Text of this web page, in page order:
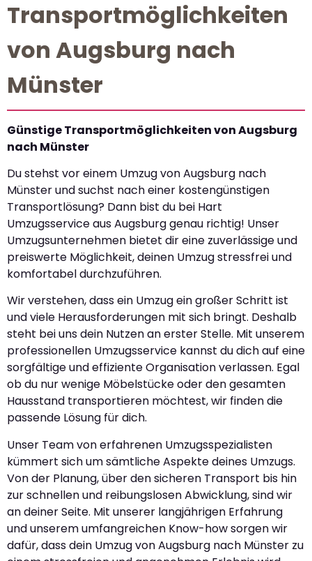
Transportmöglichkeiten
von Augsburg nach
Münster
Günstige Transportmöglichkeiten von Augsburg
nach Münster
Du stehst vor einem Umzug von Augsburg nach
Münster und suchst nach einer kostengünstigen
Transportlösung? Dann bist du bei Hart
Umzugsservice aus Augsburg genau richtig! Unser
Umzugsunternehmen bietet dir eine zuverlässige und
preiswerte Möglichkeit, deinen Umzug stressfrei und
komfortabel durchzuführen.
Wir verstehen, dass ein Umzug ein großer Schritt ist
und viele Herausforderungen mit sich bringt. Deshalb
steht bei uns dein Nutzen an erster Stelle. Mit unserem
professionellen Umzugsservice kannst du dich auf eine
sorgfältige und effiziente Organisation verlassen. Egal
ob du nur wenige Möbelstücke oder den gesamten
Hausstand transportieren möchtest, wir finden die
passende Lösung für dich.
Unser Team von erfahrenen Umzugsspezialisten
kümmert sich um sämtliche Aspekte deines Umzugs.
Von der Planung, über den sicheren Transport bis hin
zur schnellen und reibungslosen Abwicklung, sind wir
an deiner Seite. Mit unserer langjährigen Erfahrung
und unserem umfangreichen Know-how sorgen wir
dafür, dass dein Umzug von Augsburg nach Münster zu